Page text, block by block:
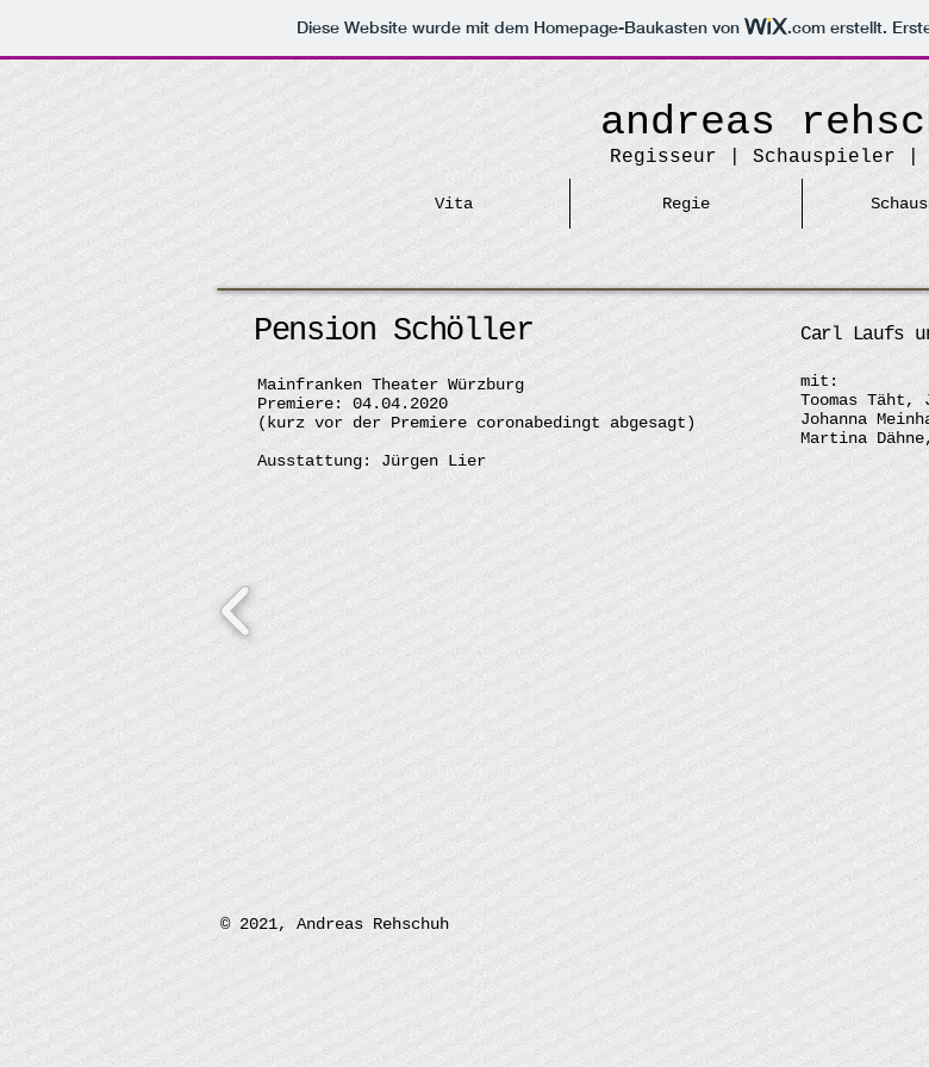
Diese Website wurde mit dem Homepage-Baukasten von .com erstellt.
andreas
Regisseur | Schauspieler |
Vita Regie
Pension Schöller Carl Laufs
Mainfranken Theater Würzburg
Premiere: 04.04.2020
(kurz vor der Premiere coronabedingt abgesagt)
Ausstattung: Jürgen Lier
mit:
Toomas Täht,
Johanna
Martina
© 2021, Andreas Rehschuh